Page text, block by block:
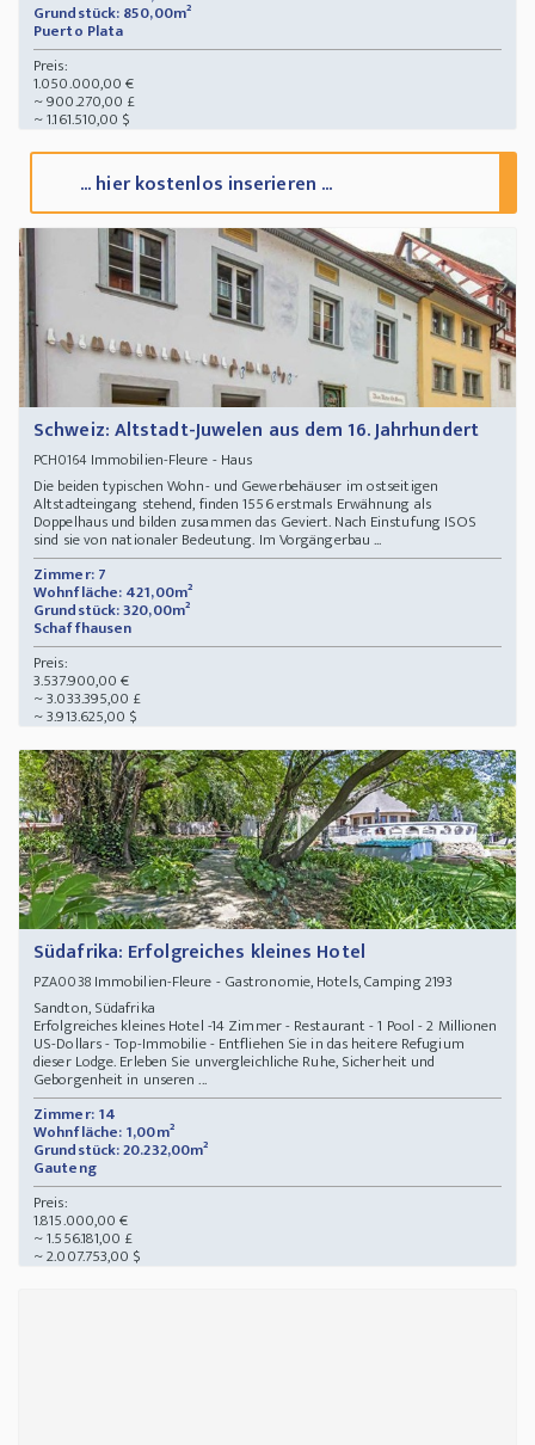
Grundstück: 850,00m²
Puerto Plata
Preis:
1.050.000,00 €
~ 900.270,00 £
~ 1.161.510,00 $
... hier kostenlos inserieren ...
Schweiz: Altstadt-Juwelen aus dem 16. Jahrhundert
PCH0164Immobilien-Fleure - Haus
Die beiden typischen Wohn- und Gewerbehäuser im ostseitigen
Altstadteingang stehend, finden 1556 erstmals Erwähnung als
Doppelhaus und bilden zusammen das Geviert. Nach Einstufung ISOS
sind sie von nationaler Bedeutung. Im Vorgängerbau ...
Zimmer: 7
Wohnfläche: 421,00m²
Grundstück: 320,00m²
Schaffhausen
Preis:
3.537.900,00 €
~ 3.033.395,00 £
~ 3.913.625,00 $
Südafrika: Erfolgreiches kleines Hotel
PZA0038Immobilien-Fleure - Gastronomie, Hotels, Camping 2193
Sandton, Südafrika
Erfolgreiches kleines Hotel -14 Zimmer - Restaurant - 1 Pool - 2 Millionen
US-Dollars - Top-Immobilie - Entfliehen Sie in das heitere Refugium
dieser Lodge. Erleben Sie unvergleichliche Ruhe, Sicherheit und
Geborgenheit in unseren ...
Zimmer: 14
Wohnfläche: 1,00m²
Grundstück: 20.232,00m²
Gauteng
Preis:
1.815.000,00 €
~ 1.556.181,00 £
~ 2.007.753,00 $